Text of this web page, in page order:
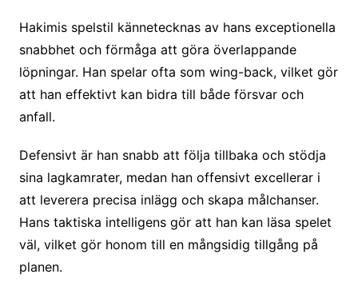
Hakimis spelstil kännetecknas av hans exceptionella
snabbhet och förmåga att göra överlappande
löpningar. Han spelar ofta som wing-back, vilket gör
att han effektivt kan bidra till både försvar och
anfall.
Defensivt är han snabb att följa tillbaka och stödja
sina lagkamrater, medan han offensivt excellerar i
att leverera precisa inlägg och skapa målchanser.
Hans taktiska intelligens gör att han kan läsa spelet
väl, vilket gör honom till en mångsidig tillgång på
planen.